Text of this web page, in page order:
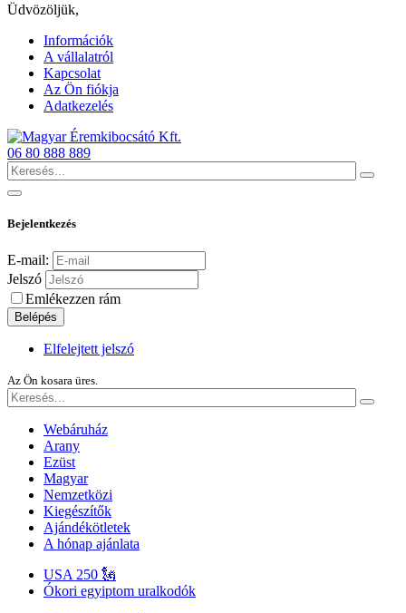
Üdvözöljük,
Információk
A vállalatról
Kapcsolat
Az Ön fiókja
Adatkezelés
06 80 888 889
Bejelentkezés
E-mail:
Jelszó
Emlékezzen rám
Belépés
Elfelejtett jelszó
Az Ön kosara üres.
Webáruház
Arany
Ezüst
Magyar
Nemzetközi
Kiegészítők
Ajándékötletek
A hónap ajánlata
USA 250 🗽
Ókori egyiptom uralkodók